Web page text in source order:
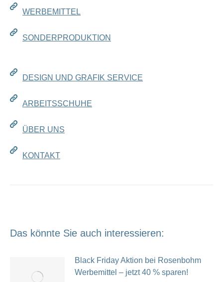
WERBEMITTEL
SONDERPRODUKTION
DESIGN UND GRAFIK SERVICE
ARBEITSSCHUHE
ÜBER UNS
KONTAKT
Das könnte Sie auch interessieren:
Black Friday Aktion bei Rosenbohm
Werbemittel – jetzt 40 % sparen!